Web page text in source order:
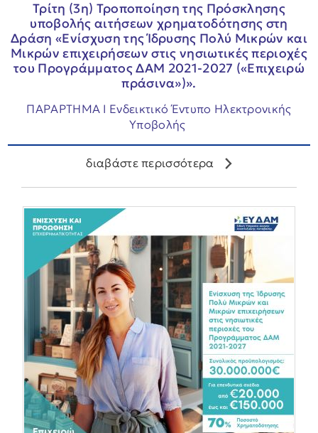
Τρίτη (3η) Τροποποίηση της Πρόσκλησης
υποβολής αιτήσεων χρηματοδότησης στη
Δράση «Ενίσχυση της Ίδρυσης Πολύ Μικρών και
Μικρών επιχειρήσεων στις νησιωτικές περιοχές
του Προγράμματος ΔΑΜ 2021-2027 («Επιχειρώ
πράσινα»)».
ΠΑΡΑΡΤΗΜΑ Ι Ενδεικτικό Έντυπο Ηλεκτρονικής
Υποβολής
διαβάστε περισσότερα